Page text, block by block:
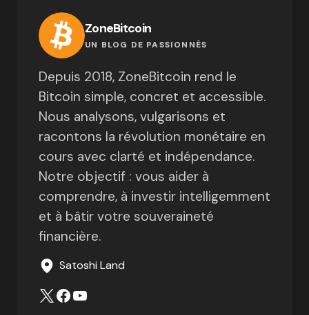
ZoneBitcoin
UN BLOG DE PASSIONNÉS
Depuis 2018, ZoneBitcoin rend le
Bitcoin simple, concret et accessible.
Nous analysons, vulgarisons et
racontons la révolution monétaire en
cours avec clarté et indépendance.
Notre objectif : vous aider à
comprendre, à investir intelligemment
et à bâtir votre souveraineté
financière.
Satoshi Land